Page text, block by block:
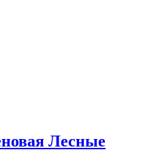
Лесные